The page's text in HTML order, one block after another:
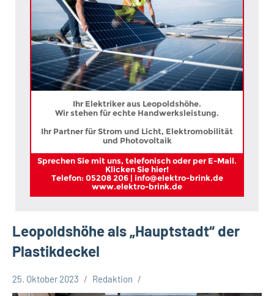
Ihr Elektriker aus Leopoldshöhe.
Wir stehen für echte Handwerksleistung.
Ihr Partner für Strom und Licht, Elektromobilität
und Photovoltaik
Sprechen Sie mit uns, telefonisch oder per E-Mail.
Klicken Sie hier!
Telefon: 05208 206 | info@elektro-brink.de
www.elektro-brink.de
Leopoldshöhe als „Hauptstadt“ der
Plastikdeckel
25. Oktober 2023 Redaktion